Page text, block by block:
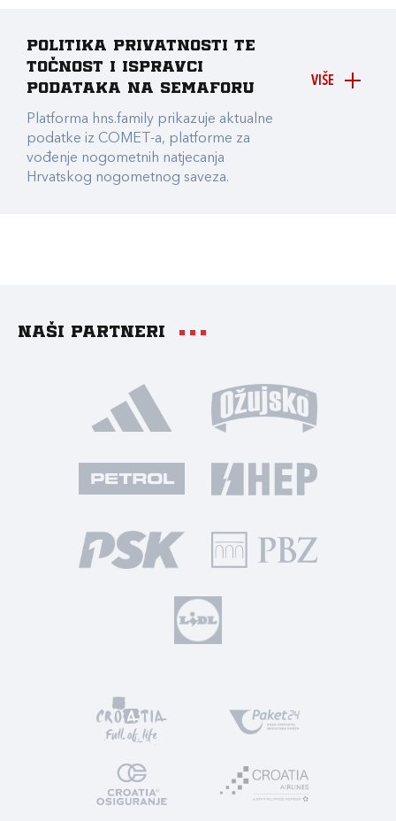
VIŠE
Politika privatnosti te
točnost i ispravci
podataka na Semaforu
Platforma hns.family prikazuje aktualne
podatke iz COMET-a, platforme za
vođenje nogometnih natjecanja
Hrvatskog nogometnog saveza.
Naši partneri